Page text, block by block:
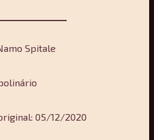
Spitale
05/12/2020